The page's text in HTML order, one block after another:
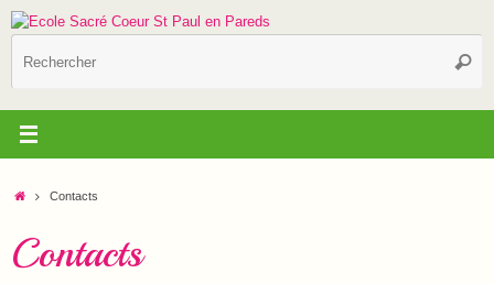
Passer
au
contenu
AccueilContacts
Contacts